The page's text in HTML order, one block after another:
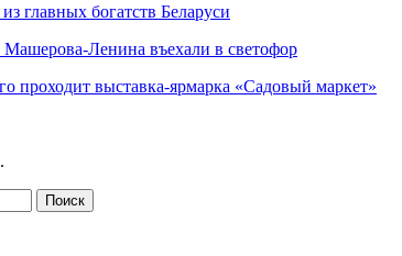
главных богатств Беларуси
Ленина въехали в светофор
проходит выставка-ярмарка «Садовый маркет»